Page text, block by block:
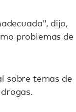
dijo,
problemas de
sobre temas de